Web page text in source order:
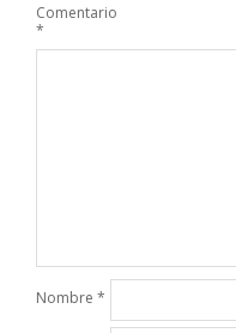
Comentario
*
Nombre *